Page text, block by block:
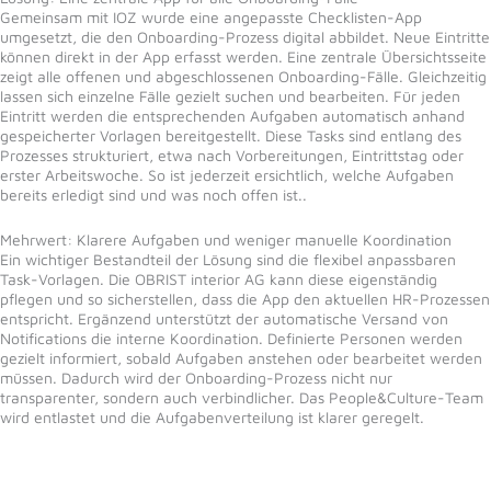
Gemeinsam mit IOZ wurde eine angepasste Checklisten-App
umgesetzt, die den Onboarding-Prozess digital abbildet. Neue Eintritte
können direkt in der App erfasst werden. Eine zentrale Übersichtsseite
zeigt alle offenen und abgeschlossenen Onboarding-Fälle. Gleichzeitig
lassen sich einzelne Fälle gezielt suchen und bearbeiten. Für jeden
Eintritt werden die entsprechenden Aufgaben automatisch anhand
gespeicherter Vorlagen bereitgestellt. Diese Tasks sind entlang des
Prozesses strukturiert, etwa nach Vorbereitungen, Eintrittstag oder
erster Arbeitswoche. So ist jederzeit ersichtlich, welche Aufgaben
bereits erledigt sind und was noch offen ist..
Mehrwert: Klarere Aufgaben und weniger manuelle Koordination
Ein wichtiger Bestandteil der Lösung sind die flexibel anpassbaren
Task-Vorlagen. Die OBRIST interior AG kann diese eigenständig
pflegen und so sicherstellen, dass die App den aktuellen HR-Prozessen
entspricht. Ergänzend unterstützt der automatische Versand von
Notifications die interne Koordination. Definierte Personen werden
gezielt informiert, sobald Aufgaben anstehen oder bearbeitet werden
müssen. Dadurch wird der Onboarding-Prozess nicht nur
transparenter, sondern auch verbindlicher. Das People&Culture-Team
wird entlastet und die Aufgabenverteilung ist klarer geregelt.